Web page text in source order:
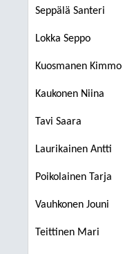
Seppälä Santeri
Lokka Seppo
Kuosmanen Kimmo
Kaukonen Niina
Tavi Saara
Laurikainen Antti
Poikolainen Tarja
Vauhkonen Jouni
Teittinen Mari